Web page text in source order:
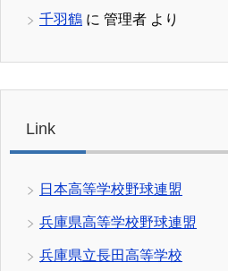
千羽鶴 に 管理者 より
Link
日本高等学校野球連盟
兵庫県高等学校野球連盟
兵庫県立長田高等学校